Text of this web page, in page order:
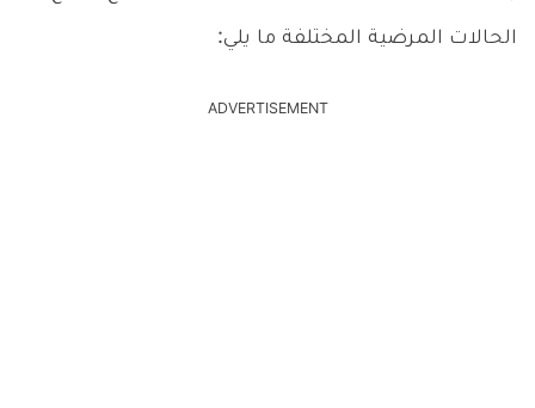
الحالات المرضية المختلفة ما يلي:
ADVERTISEMENT